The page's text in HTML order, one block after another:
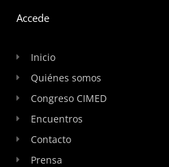
Accede
Inicio
Quiénes somos
Congreso CIMED
Encuentros
Contacto
Prensa